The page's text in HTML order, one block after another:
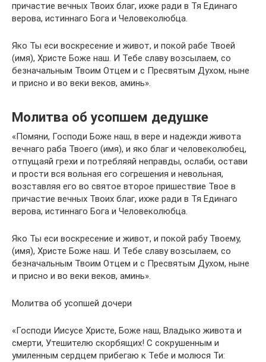
причастие вечных Твоих благ, ихже ради в Тя Единаго
верова, истиннаго Бога и Человеколюбца.
Яко Ты еси воскресение и живот, и покой рабе Твоей
(имя), Христе Боже наш. И Тебе славу возсылаем, со
безначальным Твоим Отцем и с Пресвятым Духом, ныне
и присно и во веки веков, аминь».
Молитва об усопшем дедушке
«Помяни, Господи Боже наш, в вере и надежди живота
вечнаго раба Твоего (имя), и яко благ и человеколюбец,
отпущаяй грехи и потребляяй неправды, ослаби, остави
и прости вся вольная его согрешения и невольная,
возставляя его во святое второе пришествие Твое в
причастие вечных Твоих благ, ихже ради в Тя Единаго
верова, истиннаго Бога и Человеколюбца.
Яко Ты еси воскресение и живот, и покой рабу Твоему,
(имя), Христе Боже наш. И Тебе славу возсылаем, со
безначальным Твоим Отцем и с Пресвятым Духом, ныне
и присно и во веки веков, аминь».
Молитва об усопшей дочери
«Господи Иисусе Христе, Боже наш, Владыко живота и
смерти, Утешителю скорбящих! С сокрушенным и
умиленным сердцем прибегаю к Тебе и молюся Ти: